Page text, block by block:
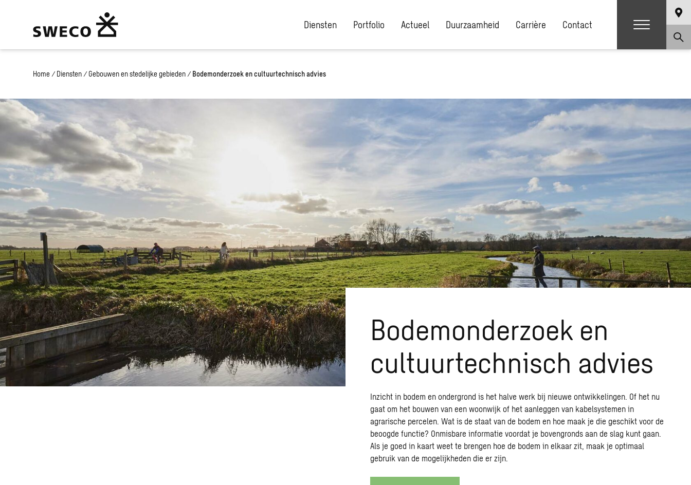
Diensten Portfolio Actueel Duurzaamheid Carrière Contact
Home / Diensten / Gebouwen en stedelijke gebieden / Bodemonderzoek en cultuurtechnisch advies​
Bodemonderzoek en
cultuurtechnisch advies
Inzicht in bodem en ondergrond is het halve werk bij nieuwe ontwikkelingen. Of het nu
gaat om het bouwen van een woonwijk of het aanleggen van kabelsystemen in
agrarische percelen. Wat is de staat van de bodem en hoe maak je die geschikt voor de
beoogde functie? Onmisbare informatie voordat je bovengronds aan de slag kunt gaan.
Als je goed in kaart weet te brengen hoe de bodem in elkaar zit, maak je optimaal
gebruik van de mogelijkheden die er zijn.